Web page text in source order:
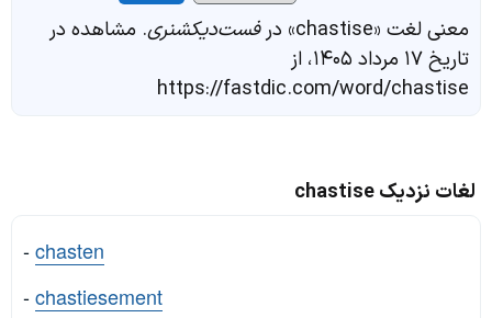
معنی لغت «chastise» در فست‌دیکشنری. مشاهده در
تاریخ ۱۷ مرداد ۱۴۰۵، از
https://fastdic.com/word/chastise
لغات نزدیک chastise
-chasten
-chastiesement